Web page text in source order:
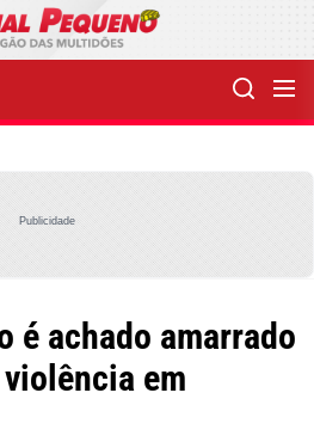
Publicidade
é achado amarrado
em